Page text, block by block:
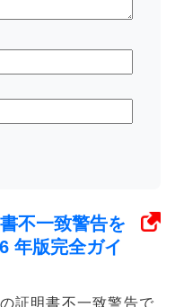
不一致警告を
年版完全ガイ
証明書不一致警告で